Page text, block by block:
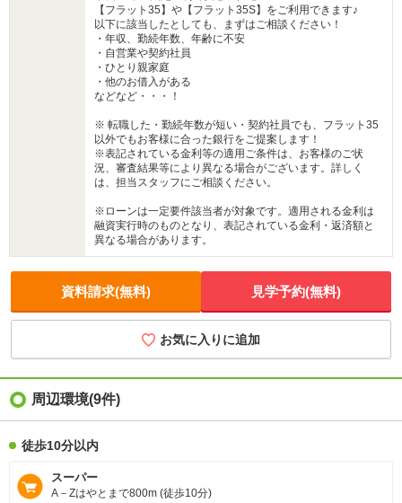
【フラット35】や【フラット35S】をご利用できます♪
以下に該当したとしても、まずはご相談ください！
・年収、勤続年数、年齢に不安
・自営業や契約社員
・ひとり親家庭
・他のお借入がある
などなど・・・！
※ 転職した・勤続年数が短い・契約社員でも、フラット35
以外でもお客様に合った銀行をご提案します！
※表記されている金利等の適用ご条件は、お客様のご状
況、審査結果等により異なる場合がございます。詳しく
は、担当スタッフにご相談ください。
※ローンは一定要件該当者が対象です。適用される金利は
融資実行時のものとなり、表記されている金利・返済額と
異なる場合があります。
資料請求(無料) 見学予約(無料)
お気に入りに追加
周辺環境(9件)
徒歩10分以内
スーパー
A－Zはやとまで800m (徒歩10分)